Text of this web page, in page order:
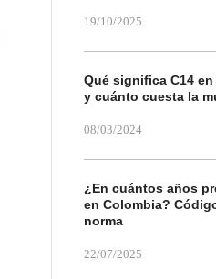
19/10/2025
Qué significa C14
y cuánto cuesta la
08/03/2024
¿En cuántos años
en Colombia?
norma
22/07/2025